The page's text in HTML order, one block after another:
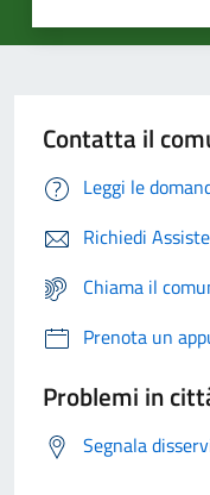
Contatta il
Leggi le
Richiedi
Chiama il
Prenota un
Problemi in
Segnala